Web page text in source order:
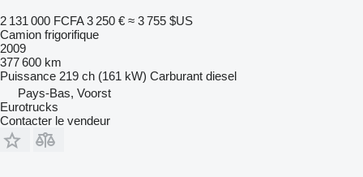
2 131 000 FCFA 3 250 € ≈ 3 755 $US
Camion frigorifique
2009
377 600 km
Puissance 219 ch (161 kW) Carburant diesel
Pays-Bas, Voorst
Eurotrucks
Contacter le vendeur